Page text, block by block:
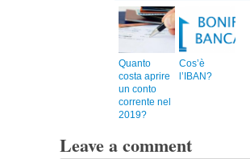
Quanto
costa aprire
un conto
corrente nel
2019?
Cos’è
l’IBAN?
Leave a comment